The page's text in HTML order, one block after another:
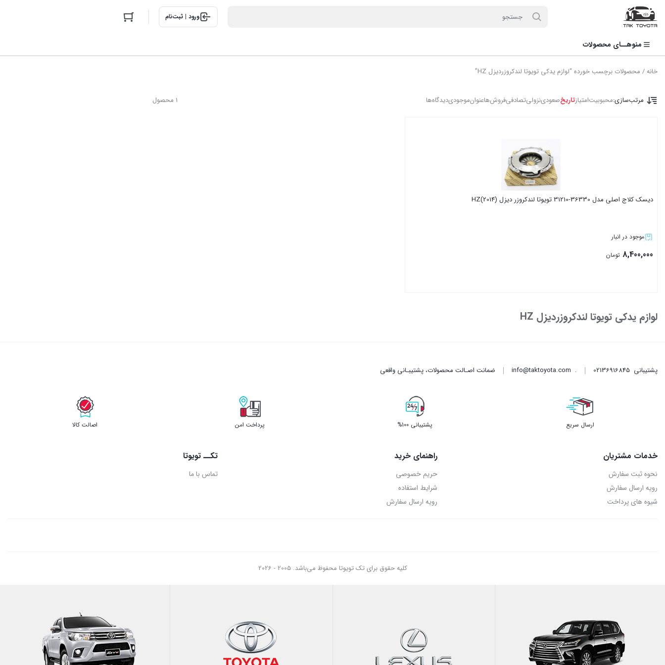
لطفاً به علت نوسانات بازار با مـا تمـاس بگیرید: 02136916845 ورود | ثبت‌نام
منوهــای محصولات
خانه/ محصولات برچسب خورده “لوازم یدکی تویوتا لندکروزردیزل HZ”
1 محصول مرتب‌سازی:محبوبیتامتیازتاریخصعودینزولیتصادفیفروش‌هاعنوانموجودیدیدگاه‌ها
دیسک کلاج اصلی مدل 36330-31210 تویوتا لندکروزر دیزل HZ(2014)
موجود در انبار
8,400,000 تومان
لوازم یدکی تویوتا لندکروزردیزل HZ
پشتیبانی 02136916845
.
info@taktoyota.com ضمانت اصـالت محصولات، پشتیبـانی واقعی
ارسال سریع پشتیبانی 100% پرداخت امن اصالت کالا
خدمات مشتریان
نحوه ثبت سفارش
رویه ارسال سفارش
شیوه های پرداخت
راهنمای خرید
حریم خصوصی
شرایط استفاده
رویه ارسال سفارش
تکــ تویوتا
تماس با ما
کلیه حقوق برای تک تویوتا محفوظ می‌باشد. 2005 - 2026